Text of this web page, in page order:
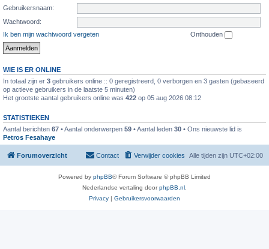
Gebruikersnaam:
Wachtwoord:
Ik ben mijn wachtwoord vergeten
Onthouden
WIE IS ER ONLINE
In totaal zijn er 3 gebruikers online :: 0 geregistreerd, 0 verborgen en 3 gasten (gebaseerd
op actieve gebruikers in de laatste 5 minuten)
Het grootste aantal gebruikers online was 422 op 05 aug 2026 08:12
STATISTIEKEN
Aantal berichten 67 • Aantal onderwerpen 59 • Aantal leden 30 • Ons nieuwste lid is
Petros Fesahaye
Forumoverzicht Alle tijden zijn UTC+02:00
Verwijder cookies
Contact
Powered by phpBB® Forum Software © phpBB Limited
Nederlandse vertaling doorphpBB.nl
Privacy | Gebruikersvoorwaarden